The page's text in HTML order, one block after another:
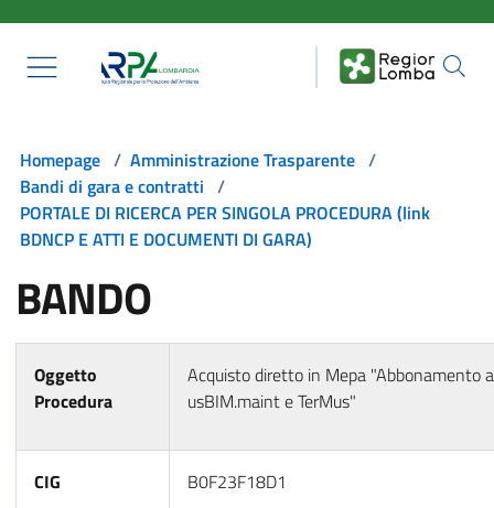
Homepage / Amministrazione Trasparente /
Bandi di gara e contratti /
PORTALE DI RICERCA PER SINGOLA PROCEDURA (link
BDNCP E ATTI E DOCUMENTI DI GARA)
BANDO
Oggetto
Procedura
Acquisto diretto in Mepa "Abbonamento
usBIM.maint e TerMus"
CIG B0F23F18D1